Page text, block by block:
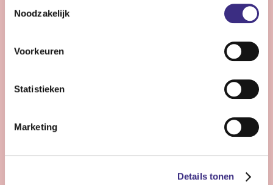
Noodzakelijk
Voorkeuren
Statistieken
Marketing
Details tonen
Wil jij samen met ons bouwen aan een omgeving
Bekijk vacature
Persoonlijk begeleider - Buitenpost